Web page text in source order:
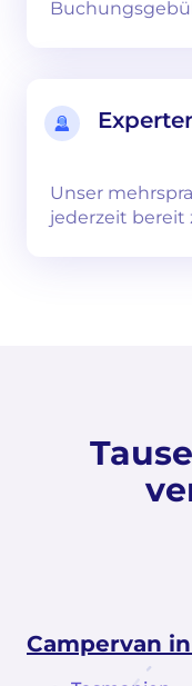
Unser
jederzeit bereit
Campervan